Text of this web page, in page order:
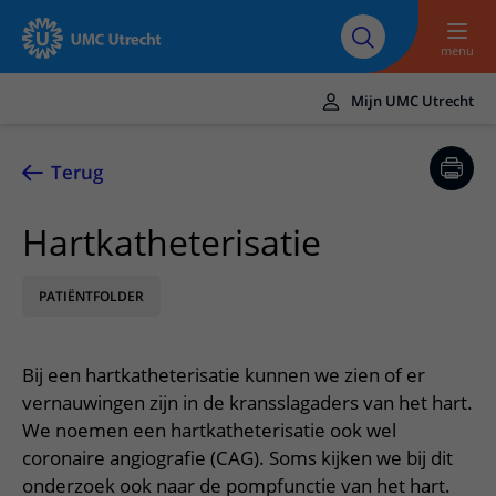
Naar hoofdinhoud
Over UMC
Utrecht
Research
Werken bij het UMC
Utrecht
menu
UMC Utrecht
Zorg en behandeling
Ziekten en aandoeningen
Poliklinieken
Verpleegafdelingen
Onze zorgverleners
Afspraak en opname
Bezoek aan de polikliniek
Opname in het ziekenhuis
Voorbereiding op uw afspraak
Op bezoek in het UMC Utrecht
Apotheek
Winkels en restaurants
Contact en route
Spoed
Contactgegevens
Verwijzers
Patiënt verwijzen
Mijn UMC Utrecht
Terug
Hartkatheterisatie
PATIËNTFOLDER
Bij een hartkatheterisatie kunnen we zien of er
vernauwingen zijn in de kransslagaders van het hart.
We noemen een hartkatheterisatie ook wel
coronaire angiografie (CAG). Soms kijken we bij dit
onderzoek ook naar de pompfunctie van het hart.